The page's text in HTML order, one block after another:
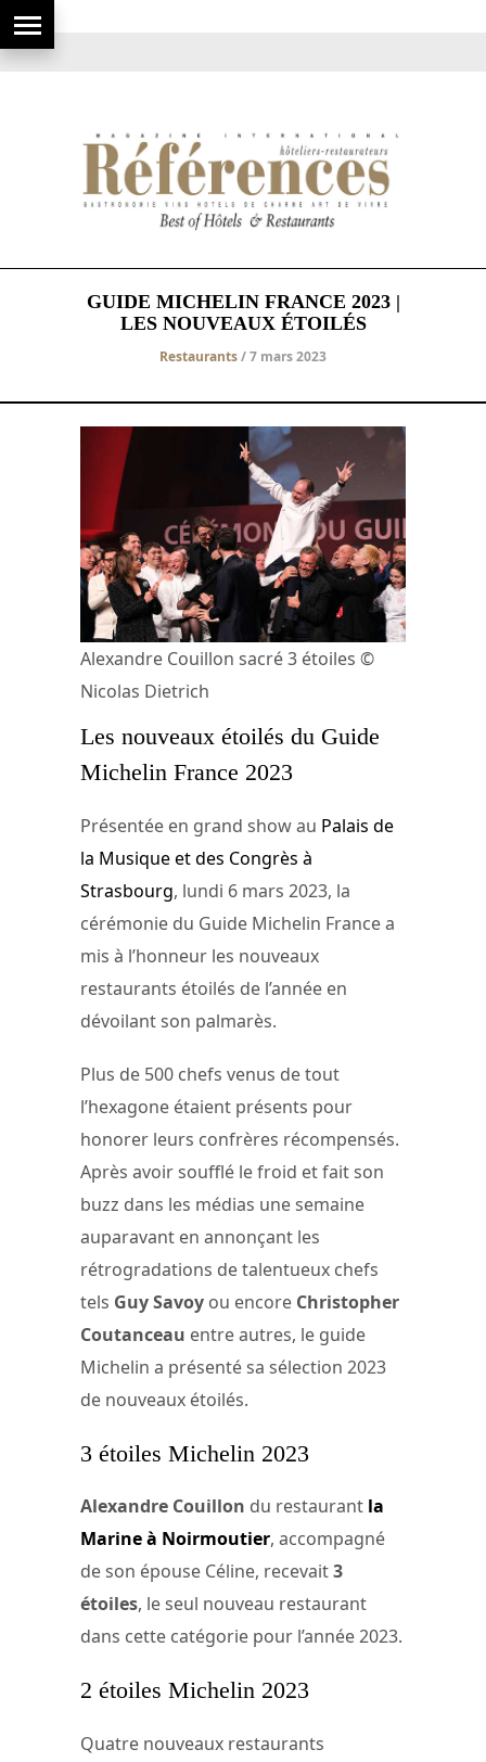
GUIDE MICHELIN FRANCE 2023 |
LES NOUVEAUX ÉTOILÉS
Restaurants/ 7 mars 2023
Alexandre Couillon sacré 3 étoiles ©
Nicolas Dietrich
Les nouveaux étoilés du Guide
Michelin France 2023
Présentée en grand show au Palais de
la Musique et des Congrès à
Strasbourg, lundi 6 mars 2023, la
cérémonie du Guide Michelin France a
mis à l’honneur les nouveaux
restaurants étoilés de l’année en
dévoilant son palmarès.
Plus de 500 chefs venus de tout
l’hexagone étaient présents pour
honorer leurs confrères récompensés.
Après avoir soufflé le froid et fait son
buzz dans les médias une semaine
auparavant en annonçant les
rétrogradations de talentueux chefs
tels Guy Savoy ou encore Christopher
Coutanceau entre autres, le guide
Michelin a présenté sa sélection 2023
de nouveaux étoilés.
3 étoiles Michelin 2023
Alexandre Couillon du restaurant la
Marine à Noirmoutier, accompagné
de son épouse Céline, recevait3
étoiles, le seul nouveau restaurant
dans cette catégorie pour l’année 2023.
2 étoiles Michelin 2023
Quatre nouveaux restaurants